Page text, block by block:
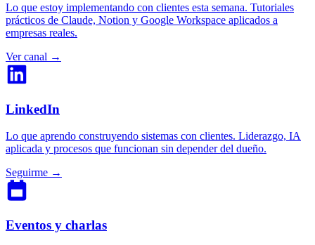
Lo que estoy implementando con clientes esta semana. Tutoriales
prácticos de Claude, Notion y Google Workspace aplicados a
empresas reales.
Ver canal →
LinkedIn
Lo que aprendo construyendo sistemas con clientes. Liderazgo, IA
aplicada y procesos que funcionan sin depender del dueño.
Seguirme →
Eventos y charlas